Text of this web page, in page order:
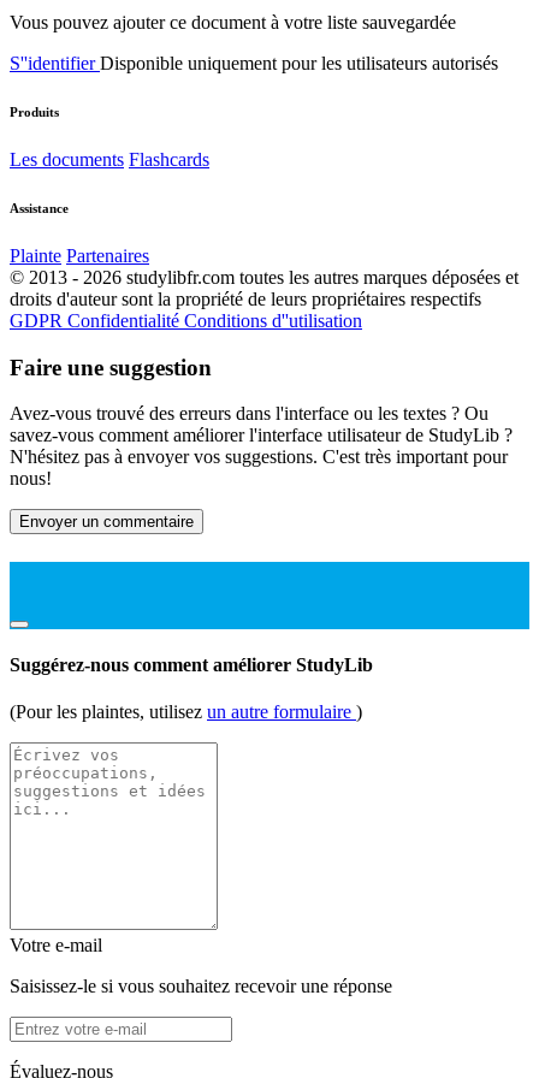
Vous pouvez ajouter ce document à votre liste sauvegardée
S''identifierDisponible uniquement pour les utilisateurs autorisés
Produits
Les documents Flashcards
Assistance
Plainte Partenaires
© 2013 - 2026 studylibfr.com toutes les autres marques déposées et
droits d'auteur sont la propriété de leurs propriétaires respectifs
GDPR Confidentialité Conditions d''utilisation
Faire une suggestion
Avez-vous trouvé des erreurs dans l'interface ou les textes ? Ou
savez-vous comment améliorer l'interface utilisateur de StudyLib ?
N'hésitez pas à envoyer vos suggestions. C'est très important pour
nous!
Envoyer un commentaire
Suggérez-nous comment améliorer StudyLib
(Pour les plaintes, utilisez un autre formulaire )
Votre e-mail
Saisissez-le si vous souhaitez recevoir une réponse
Évaluez-nous